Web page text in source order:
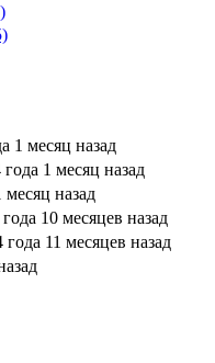
1 месяц назад
года 1 месяц назад
месяц назад
10 месяцев назад
года 11 месяцев назад